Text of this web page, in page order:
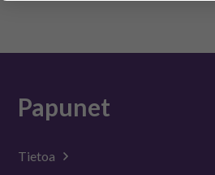
Papunet
Tietoa